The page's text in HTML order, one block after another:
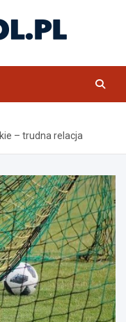
– trudna relacja